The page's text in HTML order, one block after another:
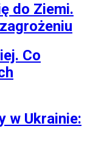
do Ziemi.
Co
w Ukrainie: